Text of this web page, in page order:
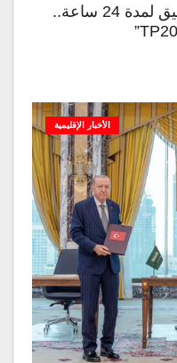
بحمولة طن وقدرة على التحليق لمدة 24 ساعة..
الأخبار الإقليمية